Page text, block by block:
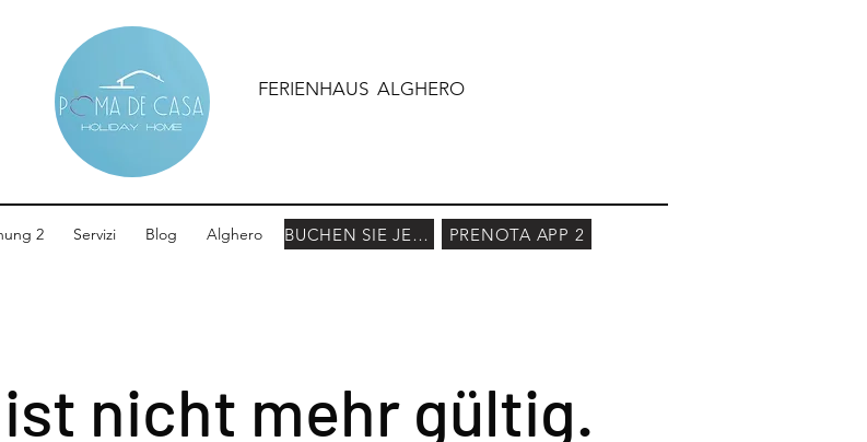
FERIENHAUS ALGHERO
2 Servizi Blog Alghero BUCHEN SIE JETZT PRENOTA APP 2
nicht mehr gültig.